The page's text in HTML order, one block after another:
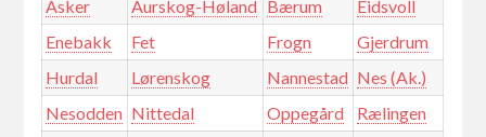
Asker Aurskog-Høland Bærum
Eidsvoll
Enebakk
Fet Frogn
Gjerdrum
Hurdal
Lørenskog Nannestad Nes (Ak.)
Nesodden Nittedal Oppegård
Rælingen